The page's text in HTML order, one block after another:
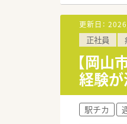
更新日：
正社員
【岡
経験が
駅チカ